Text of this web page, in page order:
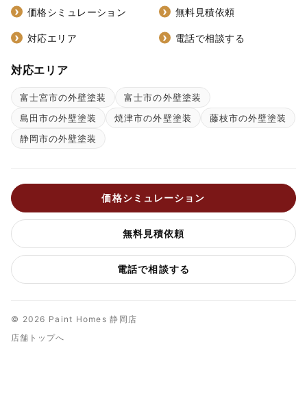
価格シミュレーション 無料見積依頼
対応エリア 電話で相談する
対応エリア
富士宮市の外壁塗装
富士市の外壁塗装
島田市の外壁塗装
焼津市の外壁塗装
藤枝市の外壁塗装
静岡市の外壁塗装
価格シミュレーション
無料見積依頼
電話で相談する
© 2026 Paint Homes 静岡店
店舗トップへ